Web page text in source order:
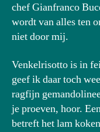
chef Gianfranco
wordt van alles ten
niet door mij.
Venkelrisotto is in
geef ik daar toch
ragfijn
je proeven, hoor.
betreft het lam